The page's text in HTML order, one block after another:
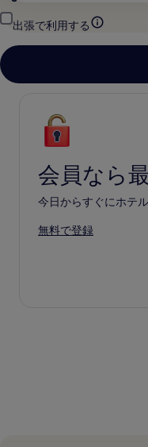
出張で利用する
会員なら
今日からすぐにホテ
無料で登録